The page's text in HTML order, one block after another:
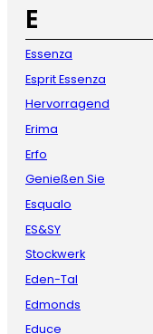
E
Essenza
Esprit Essenza
Hervorragend
Erima
Erfo
Genießen Sie
Esqualo
ES&SY
Stockwerk
Eden-Tal
Edmonds
Educe